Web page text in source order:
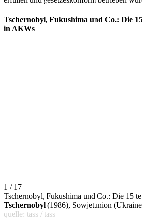
Tschernobyl, Fukushima und Co.: Die
in AKWs
1 / 17
Tschernobyl, Fukushima und Co.: Die 15
Tschernobyl (1986), Sowjetunion
quelle: tass / tass